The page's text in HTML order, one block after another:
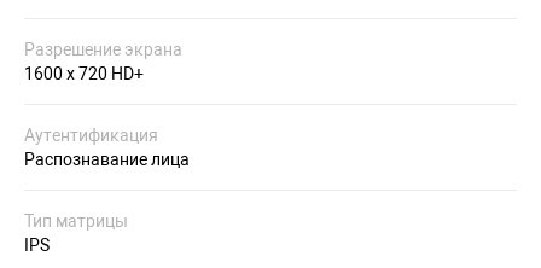
Разрешение экрана
1600 x 720 HD+
Аутентификация
Распознавание лица
Тип матрицы
IPS